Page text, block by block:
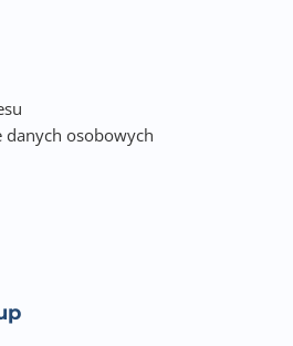
osobowych